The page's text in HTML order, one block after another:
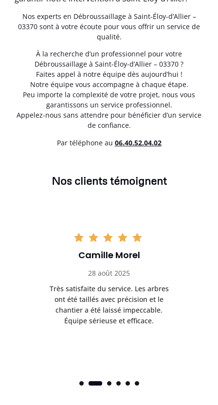
Nos experts en Débroussaillage à Saint-Éloy-d’Allier –
03370 sont à votre écoute pour vous offrir un service de
qualité.
À la recherche d’un professionnel pour votre
Débroussaillage à Saint-Éloy-d’Allier – 03370 ?
Faites appel à notre équipe dès aujourd’hui !
Notre équipe vous accompagne à chaque étape.
Peu importe la complexité de votre projet, nous vous
garantissons un service professionnel.
Appelez-nous sans attendre pour bénéficier d’un service
de confiance.
Par téléphone au 06.40.52.04.02
Nos clients témoignent
Camille Morel
28 août 2025
Très satisfaite du service. Les arbres
ont été taillés avec précision et le
chantier a été laissé impeccable.
Équipe sérieuse et efficace.